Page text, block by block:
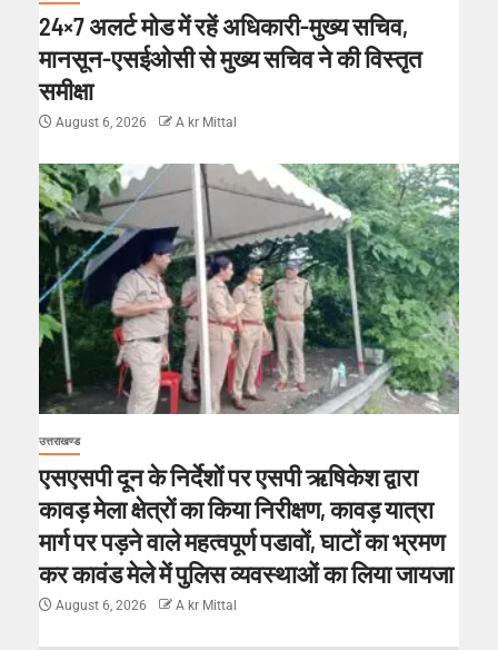
24×7 अलर्ट मोड में रहें अधिकारी-मुख्य सचिव,
मानसून-एसईओसी से मुख्य सचिव ने की विस्तृत
समीक्षा
August 6, 2026 A kr Mittal
उत्तराखण्ड
एसएसपी दून के निर्देशों पर एसपी ऋषिकेश द्वारा
कावड़ मेला क्षेत्रों का किया निरीक्षण, कावड़ यात्रा
मार्ग पर पड़ने वाले महत्वपूर्ण पडावों, घाटों का भ्रमण
कर कावंड मेले में पुलिस व्यवस्थाओं का लिया जायजा
August 6, 2026 A kr Mittal